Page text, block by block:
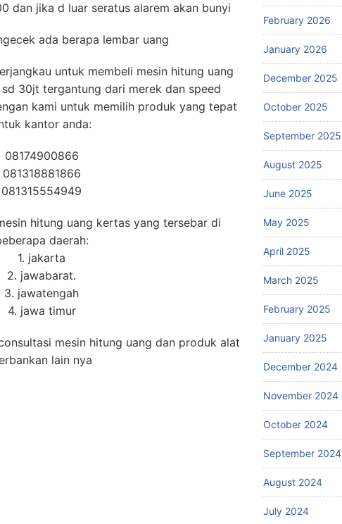
dan jika d luar seratus alarem akan bunyi
ada berapa lembar uang
untuk membeli mesin hitung uang
30jt tergantung dari merek dan speed
kami untuk memilih produk yang tepat
kantor anda:
08174900866
081318881866
081315554949
hitung uang kertas yang tersebar di
daerah:
1. jakarta
2. jawabarat.
3. jawatengah
4. jawa timur
mesin hitung uang dan produk alat
lain nya
February 2026
January 2026
December 2025
October 2025
September 2025
August 2025
June 2025
May 2025
April 2025
March 2025
February 2025
January 2025
December 2024
November 2024
October 2024
September 2024
August 2024
July 2024